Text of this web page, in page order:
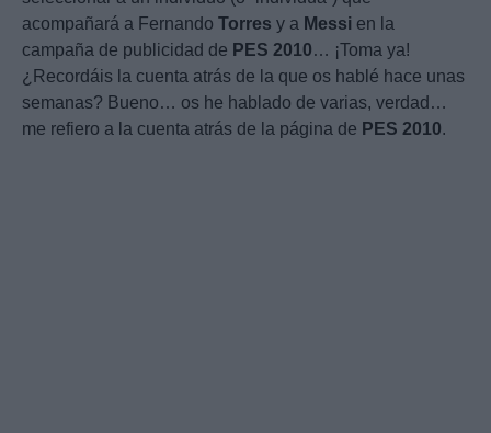
acompañará a Fernando Torres y a Messi en la
campaña de publicidad de PES 2010… ¡Toma ya!
¿Recordáis la cuenta atrás de la que os hablé hace unas
semanas? Bueno… os he hablado de varias, verdad…
me refiero a la cuenta atrás de la página de PES 2010.